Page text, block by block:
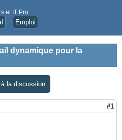
et IT Pro
Emploi
dynamique pour la
à la discussion
#1